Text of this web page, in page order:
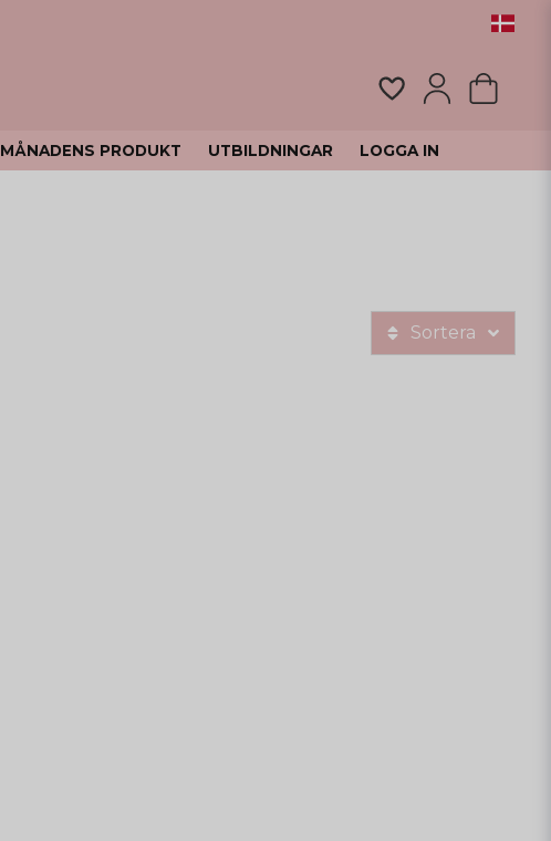
MÅNADENS PRODUKT UTBILDNINGAR LOGGA IN
Sortera